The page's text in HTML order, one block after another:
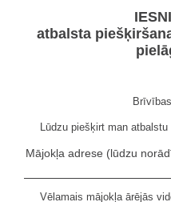
atbalsta
Lūdzu piešķirt man
Mājokļa adrese (lūdzu
Vēlamais mājokļa ārējās